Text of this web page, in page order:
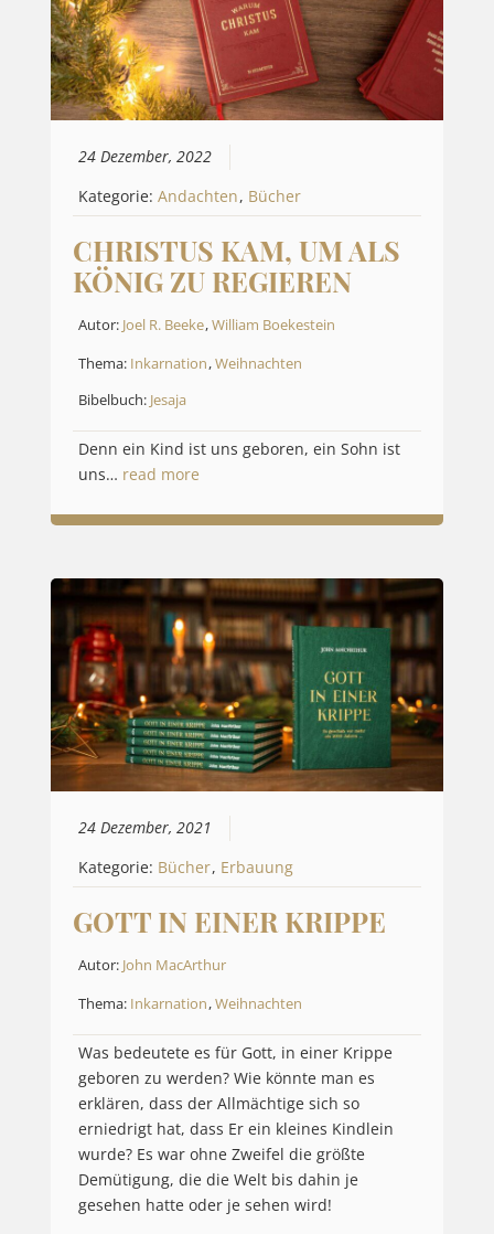
24 Dezember, 2022
Kategorie:Andachten, Bücher
CHRISTUS KAM, UM ALS
KÖNIG ZU REGIEREN
Autor: Joel R. Beeke,William Boekestein
Thema: Inkarnation,Weihnachten
Bibelbuch: Jesaja
Denn ein Kind ist uns geboren, ein Sohn ist
uns… read more
24 Dezember, 2021
Kategorie: Bücher, Erbauung
GOTT IN EINER KRIPPE
Autor: John MacArthur
Thema: Inkarnation,Weihnachten
Was bedeutete es für Gott, in einer Krippe
geboren zu werden? Wie könnte man es
erklären, dass der Allmächtige sich so
erniedrigt hat, dass Er ein kleines Kindlein
wurde? Es war ohne Zweifel die größte
Demütigung, die die Welt bis dahin je
gesehen hatte oder je sehen wird!